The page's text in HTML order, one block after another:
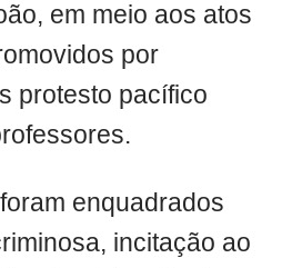
em meio aos atos
por
protesto pacífico
enquadrados
incitação ao